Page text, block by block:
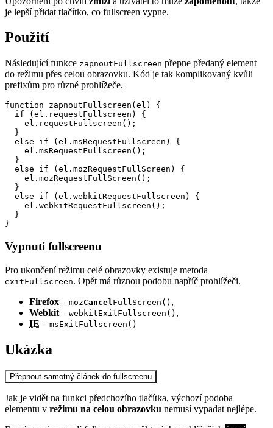
je lepší přidat tlačítko, co fullscreen vypne.
Použití
Následující funkce zapnoutFullscreen přepne předaný element
do režimu přes celou obrazovku. Kód je tak komplikovaný kvůli
prefixům pro různé prohlížeče.
function zapnoutFullscreen(el) {
  if (el.requestFullscreen) {
    el.requestFullscreen();
  }
  else if (el.msRequestFullscreen) {
    el.msRequestFullscreen();
  }
  else if (el.mozRequestFullScreen) {
    el.mozRequestFullScreen();
  }
  else if (el.webkitRequestFullscreen) {
    el.webkitRequestFullscreen();
  }
}
Vypnutí fullscreenu
Pro ukončení režimu celé obrazovky existuje metoda
exitFullscreen. Opět má různou podobu napříč prohlížeči.
Firefox – mozCancel FullScreen() ,
Webkit – webkitExitFullscreen() ,
IE – msExitFullscreen()
Ukázka
Přepnout samotný článek do fullscreenu
Jak je vidět na funkci předchozího tlačítka, výchozí podoba
elementu v režimu na celou obrazovku nemusí vypadat nejlépe.